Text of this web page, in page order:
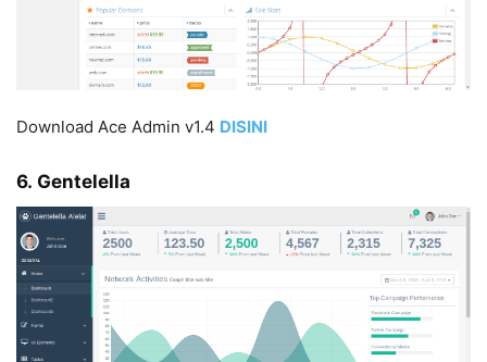
Download Ace Admin v1.4 DISINI
6. Gentelella